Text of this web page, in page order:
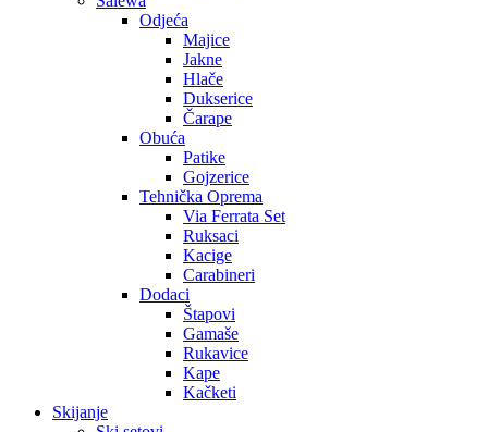
Odjeća
Majice
Jakne
Hlače
Dukserice
Čarape
Obuća
Patike
Gojzerice
Tehnička Oprema
Via Ferrata Set
Ruksaci
Kacige
Carabineri
Dodaci
Štapovi
Gamaše
Rukavice
Kape
Kačketi
Skijanje